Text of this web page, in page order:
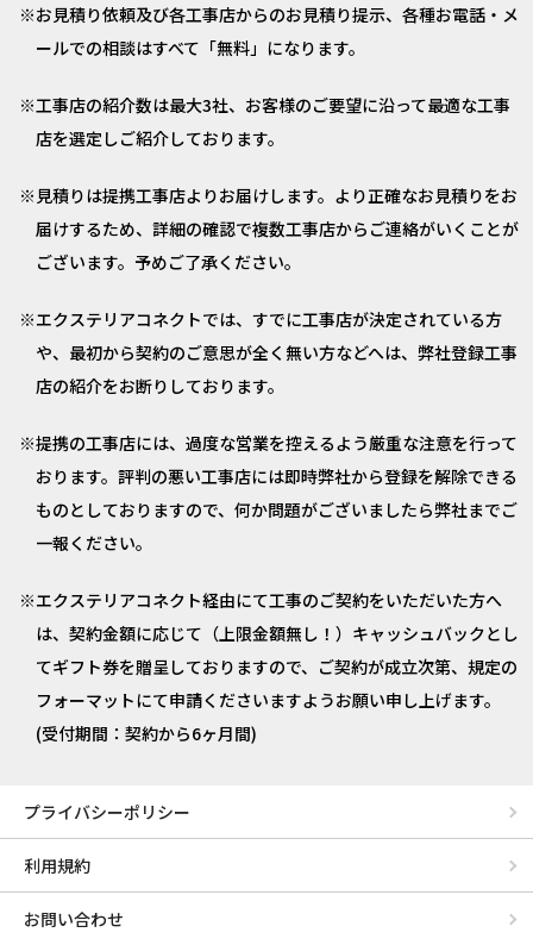
お見積り依頼及び各工事店からのお見積り提示、各種お電話・メ
ールでの相談はすべて「無料」になります。
工事店の紹介数は最大3社、お客様のご要望に沿って最適な工事
店を選定しご紹介しております。
見積りは提携工事店よりお届けします。より正確なお見積りをお
届けするため、詳細の確認で複数工事店からご連絡がいくことが
ございます。予めご了承ください。
エクステリアコネクトでは、すでに工事店が決定されている方
や、最初から契約のご意思が全く無い方などへは、弊社登録工事
店の紹介をお断りしております。
提携の工事店には、過度な営業を控えるよう厳重な注意を行って
おります。評判の悪い工事店には即時弊社から登録を解除できる
ものとしておりますので、何か問題がございましたら弊社までご
一報ください。
エクステリアコネクト経由にて工事のご契約をいただいた方へ
は、契約金額に応じて（上限金額無し！）キャッシュバックとし
てギフト券を贈呈しておりますので、ご契約が成立次第、規定の
フォーマットにて申請くださいますようお願い申し上げます。
(受付期間：契約から6ヶ月間)
プライバシーポリシー
利用規約
お問い合わせ